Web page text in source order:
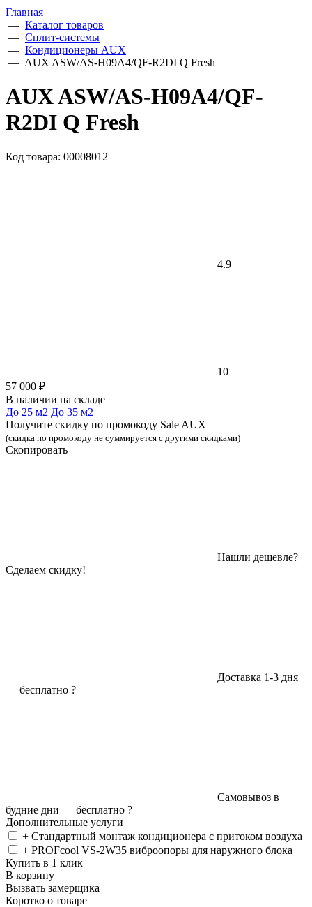
Главная
— Каталог товаров
— Сплит-системы
— Кондиционеры AUX
— AUX ASW/AS-H09A4/QF-R2DI Q Fresh
AUX ASW/AS-H09A4/QF-
R2DI Q Fresh
Код товара: 00008012
4.9
10
57 000 ₽
В наличии на складе
До 25 м2 До 35 м2
Получите скидку по промокоду Sale AUX
(скидка по промокоду не суммируется с другими скидками)
Скопировать
Нашли дешевле?
Сделаем скидку!
Доставка 1-3 дня
— бесплатно ?
Самовывоз в
будние дни — бесплатно ?
Дополнительные услуги
+ Стандартный монтаж кондиционера с притоком воздуха
+ PROFcool VS-2W35 виброопоры для наружного блока
Купить в 1 клик
В корзину
Вызвать замерщика
Коротко о товаре